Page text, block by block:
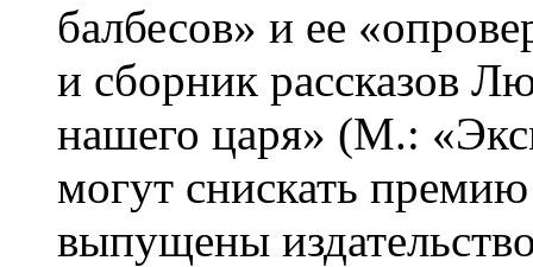
балбесов» и ее
и сборник рассказов
нашего царя» (М.:
могут снискать
выпущены